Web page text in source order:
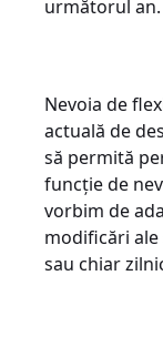
următorul an.
Nevoia de
actuală de
să permită
funcție de
vorbim de
modificări
sau chiar